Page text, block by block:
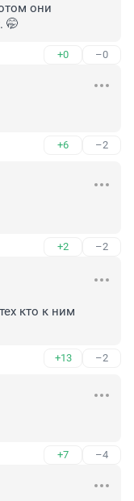
они
🤭
+0 –0
+6 –2
+2 –2
кто к ним
+13 –2
+7 –4